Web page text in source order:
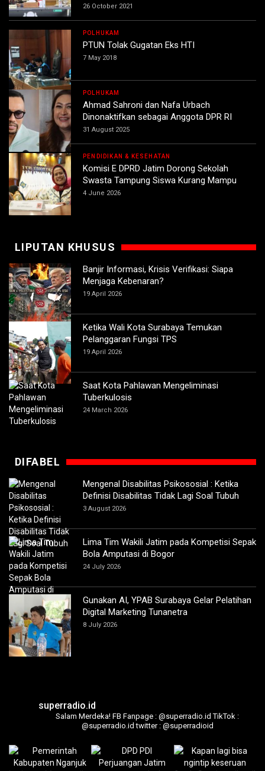
26 October 2021
POLHUKAM
PTUN Tolak Gugatan Eks HTI
7 May 2018
POLHUKAM
Ahmad Sahroni dan Nafa Urbach
Dinonaktifkan sebagai Anggota DPR RI
31 August 2025
PENDIDIKAN & KESEHATAN
Komisi E DPRD Jatim Dorong Sekolah
Swasta Tampung Siswa Kurang Mampu
4 June 2026
LIPUTAN KHUSUS
Banjir Informasi, Krisis Verifikasi: Siapa
Menjaga Kebenaran?
19 April 2026
Ketika Wali Kota Surabaya Temukan
Pelanggaran Fungsi TPS
19 April 2026
Saat Kota Pahlawan Mengeliminasi
Tuberkulosis
24 March 2026
DIFABEL
Mengenal Disabilitas Psikososial : Ketika
Definisi Disabilitas Tidak Lagi Soal Tubuh
3 August 2026
Lima Tim Wakili Jatim pada Kompetisi Sepak
Bola Amputasi di Bogor
24 July 2026
Gunakan AI, YPAB Surabaya Gelar Pelatihan
Digital Marketing Tunanetra
8 July 2026
superradio.id
Salam Merdeka! FB Fanpage : @superradio.id TikTok :
@superradio.id twitter : @superradioid